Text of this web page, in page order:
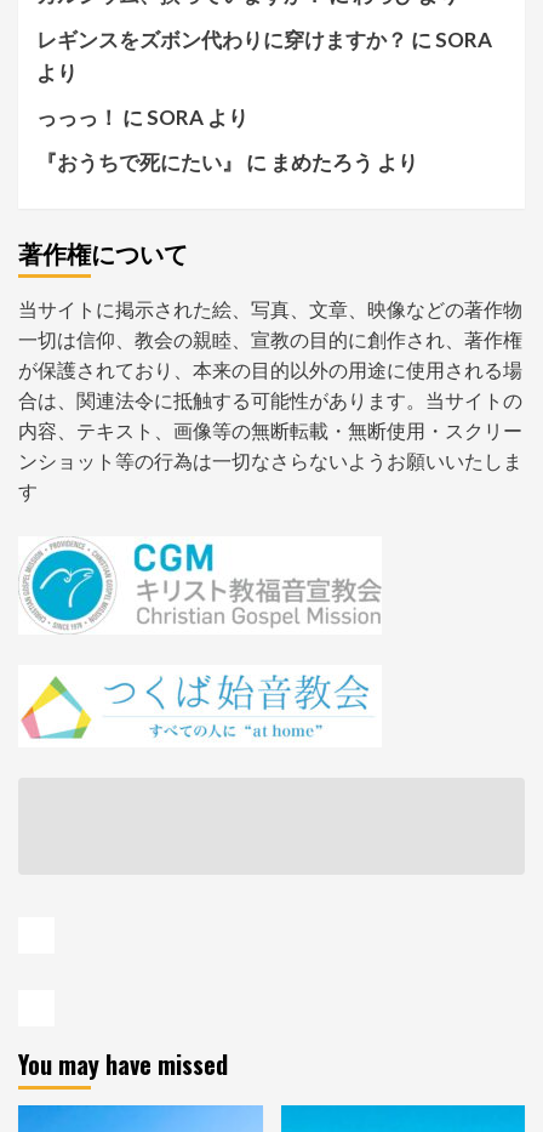
レギンスをズボン代わりに穿けますか？ にSORA
より
っっっ！ にSORA より
『おうちで死にたい』
に まめたろう より
著作権について
当サイトに掲示された絵、写真、文章、映像などの著作物
一切は信仰、教会の親睦、宣教の目的に創作され、著作権
が保護されており、本来の目的以外の用途に使用される場
合は、関連法令に抵触する可能性があります。当サイトの
内容、テキスト、画像等の無断転載・無断使用・スクリー
ンショット等の行為は一切なさらないようお願いいたしま
す
You may have missed